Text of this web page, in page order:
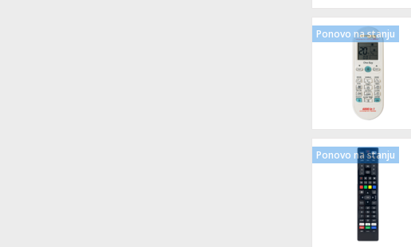
Ponovo na stanju
Ponovo na stanju
Televizor
,WiFi